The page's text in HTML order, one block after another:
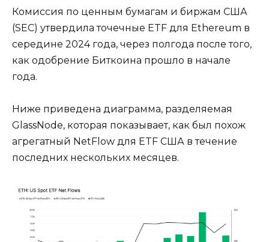
Комиссия по ценным бумагам и биржам США
(SEC) утвердила точечные ETF для Ethereum в
середине 2024 года, через полгода после того,
как одобрение Биткоина прошло в начале
года.
Ниже приведена диаграмма, разделяемая
GlassNode, которая показывает, как был похож
агрегатный NetFlow для ETF США в течение
последних нескольких месяцев.